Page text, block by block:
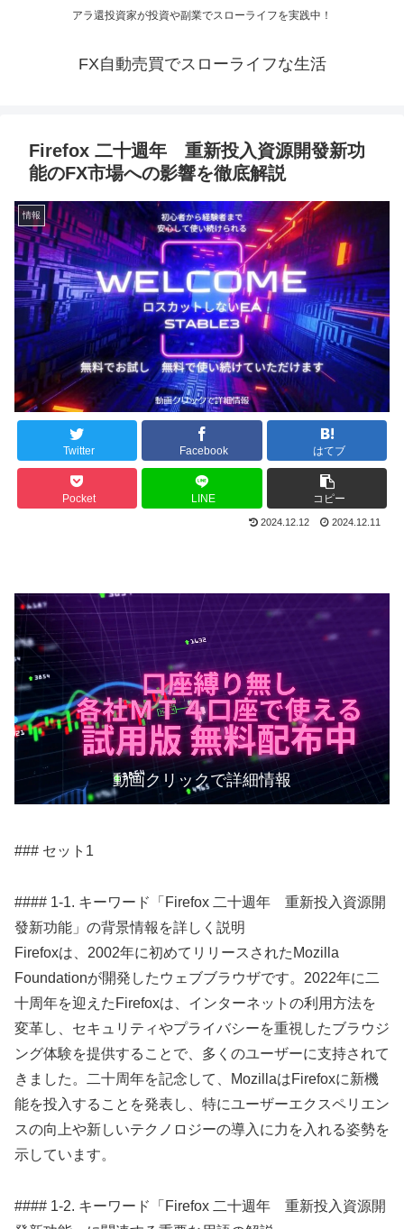
アラ還投資家が投資や副業でスローライフを実践中！
FX自動売買でスローライフな生活
Firefox 二十週年 重新投入資源開發新功
能のFX市場への影響を徹底解説
情報
Twitter Facebook はてブ
Pocket LINE コピー
2024.12.12 2024.12.11
動画クリックで詳細情報
### セット1
#### 1-1. キーワード「Firefox 二十週年 重新投入資源開
發新功能」の背景情報を詳しく説明
Firefoxは、2002年に初めてリリースされたMozilla
Foundationが開発したウェブブラウザです。2022年に二
十周年を迎えたFirefoxは、インターネットの利用方法を
変革し、セキュリティやプライバシーを重視したブラウジ
ング体験を提供することで、多くのユーザーに支持されて
きました。二十周年を記念して、MozillaはFirefoxに新機
能を投入することを発表し、特にユーザーエクスペリエン
スの向上や新しいテクノロジーの導入に力を入れる姿勢を
示しています。
#### 1-2. キーワード「Firefox 二十週年 重新投入資源開